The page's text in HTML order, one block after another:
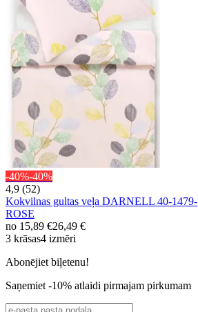
-40%-40%
4,9 (52)
Kokvilnas gultas veļa DARNELL 40-1479-
ROSE
no 15,89 €26,49 €
3 krāsas4 izmēri
Abonējiet biļetenu!
Saņemiet -10% atlaidi pirmajam pirkumam